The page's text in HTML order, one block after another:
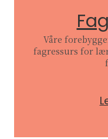
Våre
fagressurs for